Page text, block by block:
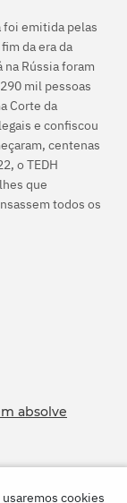
foi emitida pelas
da era da
Rússia foram
mil pessoas
Corte da
e confiscou
centenas
o TEDH
que
todos os
absolve
cookies